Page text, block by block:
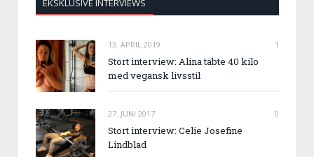
EKSKLUSIVE INTERVIEWS
13. APRIL 2019 1
Stort interview: Alina tabte 40 kilo
med vegansk livsstil
27. JUNI 2017 0
Stort interview: Celie Josefine
Lindblad